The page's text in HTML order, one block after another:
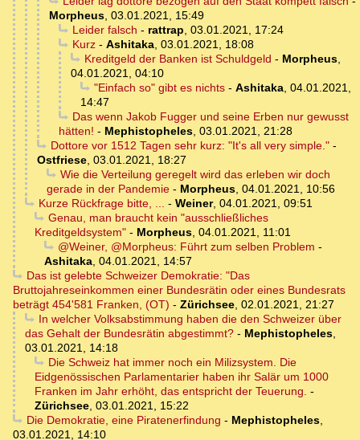
Morpheus, 03.01.2021, 15:49
Leider falsch - rattrap, 03.01.2021, 17:24
Kurz- Ashitaka, 03.01.2021, 18:08
Kreditgeld der Banken ist Schuldgeld - Morpheus,
04.01.2021, 04:10
"Einfach so" gibt es nichts- Ashitaka, 04.01.2021,
14:47
Das wenn Jakob Fugger und seine Erben nur gewusst
hätten! - Mephistopheles, 03.01.2021, 21:28
Dottore vor 1512 Tagen sehr kurz: "It's all very simple."-
Ostfriese, 03.01.2021, 18:27
Wie die Verteilung geregelt wird das erleben wir doch
gerade in der Pandemie - Morpheus, 04.01.2021, 10:56
Kurze Rückfrage bitte, ... - Weiner, 04.01.2021, 09:51
Genau, man braucht kein "ausschließliches
Kreditgeldsystem" - Morpheus, 04.01.2021, 11:01
@Weiner, @Morpheus: Führt zum selben Problem -
Ashitaka, 04.01.2021, 14:57
Das ist gelebte Schweizer Demokratie: "Das
Bruttojahreseinkommen einer Bundesrätin oder eines Bundesrats
beträgt 454'581 Franken, (OT) - Zürichsee, 02.01.2021, 21:27
In welcher Volksabstimmung haben die den Schweizer über
das Gehalt der Bundesrätin abgestimmt? - Mephistopheles,
03.01.2021, 14:18
Die Schweiz hat immer noch ein Milizsystem. Die
Eidgenössischen Parlamentarier haben ihr Salär um 1000
Franken im Jahr erhöht, das entspricht der Teuerung. -
Zürichsee, 03.01.2021, 15:22
Die Demokratie, eine Piratenerfindung - Mephistopheles,
03.01.2021, 14:10